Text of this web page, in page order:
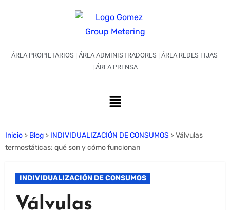
ÁREA PROPIETARIOS| ÁREA ADMINISTRADORES| ÁREA REDES FIJAS
| ÁREA PRENSA
Inicio> Blog> INDIVIDUALIZACIÓN DE CONSUMOS >Válvulas
termostáticas: qué son y cómo funcionan
INDIVIDUALIZACIÓN DE CONSUMOS
Válvulas